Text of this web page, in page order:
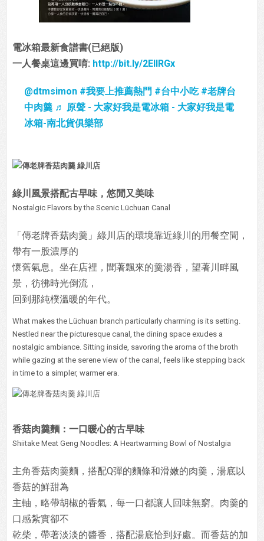
電冰箱最新食譜書(已絕版)
一人餐桌這邊買唷: http://bit.ly/2EIIRGx
@dtmsimon #我要上推薦熱門 #台中小吃 #老牌台
中肉羹 ♬ 原聲 - 大家好我是電冰箱 - 大家好我是電
冰箱-南北貨俱樂部
綠川風景搭配古早味，悠閒又美味
Nostalgic Flavors by the Scenic Lüchuan Canal
「傳老牌香菇肉羹」綠川店的環境靠近綠川的用餐空間，
帶有一股濃厚的
懷舊氣息。坐在店裡，聞著飄來的羹湯香，望著川畔風
景，彷彿時光倒流，
回到那純樸溫暖的年代。
What makes the Lüchuan branch particularly charming is its setting.
Nestled near the picturesque canal, the dining space exudes a
nostalgic ambiance. Sitting inside, savoring the aroma of the broth
while gazing at the serene view of the canal, feels like stepping back
in time to a simpler, warmer era.
香菇肉羹麵：一口暖心的古早味
Shiitake Meat Geng Noodles: A Heartwarming Bowl of Nostalgia
主角香菇肉羹麵，搭配Q彈的麵條和滑嫩的肉羹，湯底以
香菇的鮮甜為
主軸，略帶胡椒的香氣，每一口都讓人回味無窮。肉羹的
口感紮實卻不
乾柴，帶著淡淡的醬香，搭配湯底恰到好處。而香菇的加